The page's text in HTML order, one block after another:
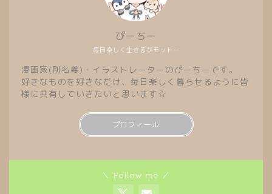
毎日楽しく生きるがモットー
ぴーちー
漫画家(別名義)・イラストレーターのぴーちーです。
好きなものを好きなだけ、毎日楽しく暮らせるように皆
様に共有していきたいと思います☆
プロフィール
＼ Follow me ／